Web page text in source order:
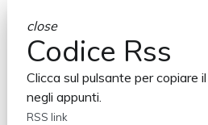
close
Codice Rss
Clicca sul pulsante per copiare
negli appunti.
RSS link